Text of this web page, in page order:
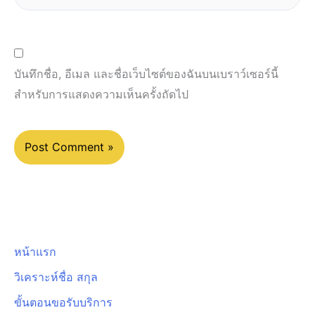
บันทึกชื่อ, อีเมล และชื่อเว็บไซต์ของฉันบนเบราว์เซอร์นี้
สำหรับการแสดงความเห็นครั้งถัดไป
หน้าแรก
วิเคราะห์ชื่อ สกุล
ขั้นตอนขอรับบริการ